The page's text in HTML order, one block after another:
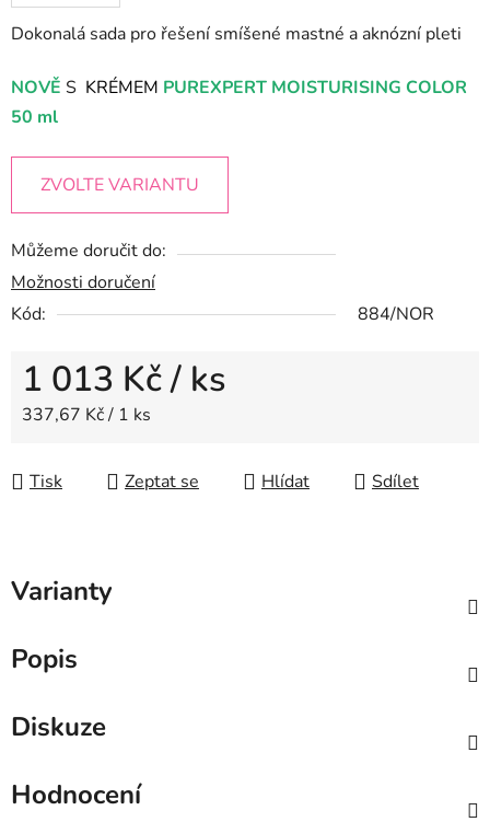
Dokonalá sada pro řešení smíšené mastné a aknózní pleti
NOVĚ S KRÉMEM PUREXPERT MOISTURISING COLOR
50 ml
ZVOLTE VARIANTU
Můžeme doručit do:
Možnosti doručení
Kód:
884/NOR
1 013 Kč/ ks
Měrná cena:
337,67 Kč / 1 ks
Tisk Zeptat se Hlídat Sdílet
Varianty
Popis
Diskuze
Hodnocení